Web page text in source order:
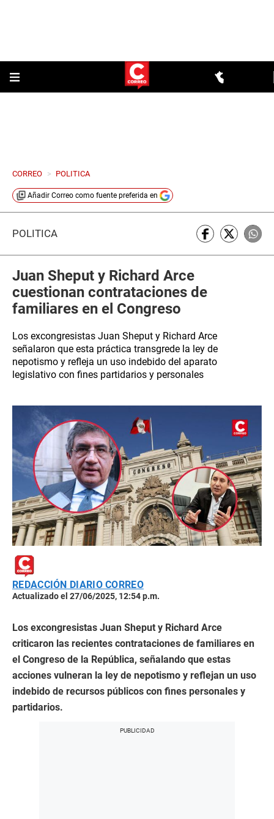
CORREO > POLITICA
Añadir Correo como fuente preferida en
POLÍTICA
Juan Sheput y Richard Arce
cuestionan contrataciones de
familiares en el Congreso
Los excongresistas Juan Sheput y Richard Arce
señalaron que esta práctica transgrede la ley de
nepotismo y refleja un uso indebido del aparato
legislativo con fines partidarios y personales
REDACCIÓN DIARIO CORREO
Actualizado el 27/06/2025, 12:54 p.m.
Los excongresistas Juan Sheput y Richard Arce
criticaron las recientes contrataciones de familiares en
el Congreso de la República, señalando que estas
acciones vulneran la ley de nepotismo y reflejan un uso
indebido de recursos públicos con fines personales y
partidarios.